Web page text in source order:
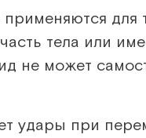
для
тела или
не может
удары при